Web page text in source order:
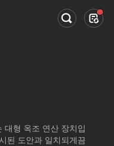
대형 옥조 연산 장치입
된 도안과 일치되게끔